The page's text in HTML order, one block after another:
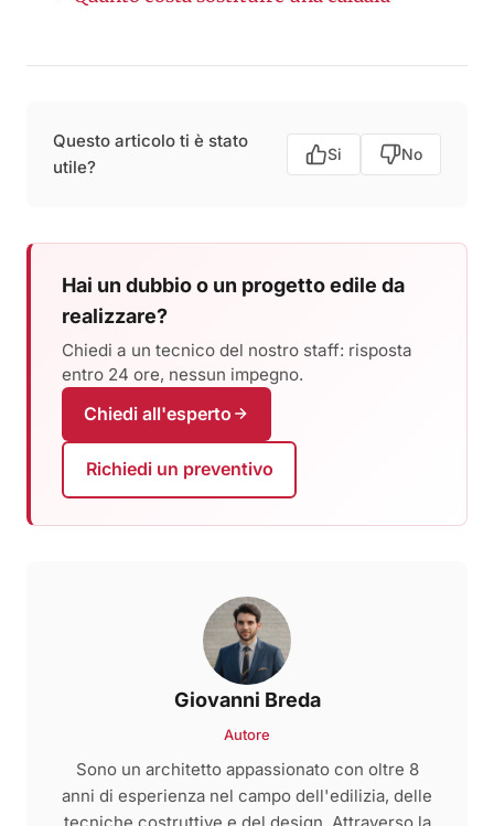
Questo articolo ti è stato
utile?
Si No
Hai un dubbio o un progetto edile da
realizzare?
Chiedi a un tecnico del nostro staff: risposta
entro 24 ore, nessun impegno.
Chiedi all'esperto
Richiedi un preventivo
Giovanni Breda
Autore
Sono un architetto appassionato con oltre 8
anni di esperienza nel campo dell'edilizia, delle